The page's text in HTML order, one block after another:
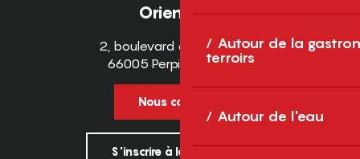
Autour de la
terroirs
Autour de l'eau
Orientales
2, boulevard des Pyrénées
66005 Perpignan Cedex
Nous contacter
S'inscrire à la newsletter